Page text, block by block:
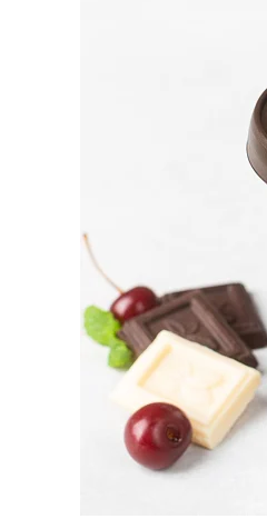
Готовые блюда
Колбаса и
Десерты
Полезные
Чай, кофе,
Весь каталог
Экскурсии и мастер-